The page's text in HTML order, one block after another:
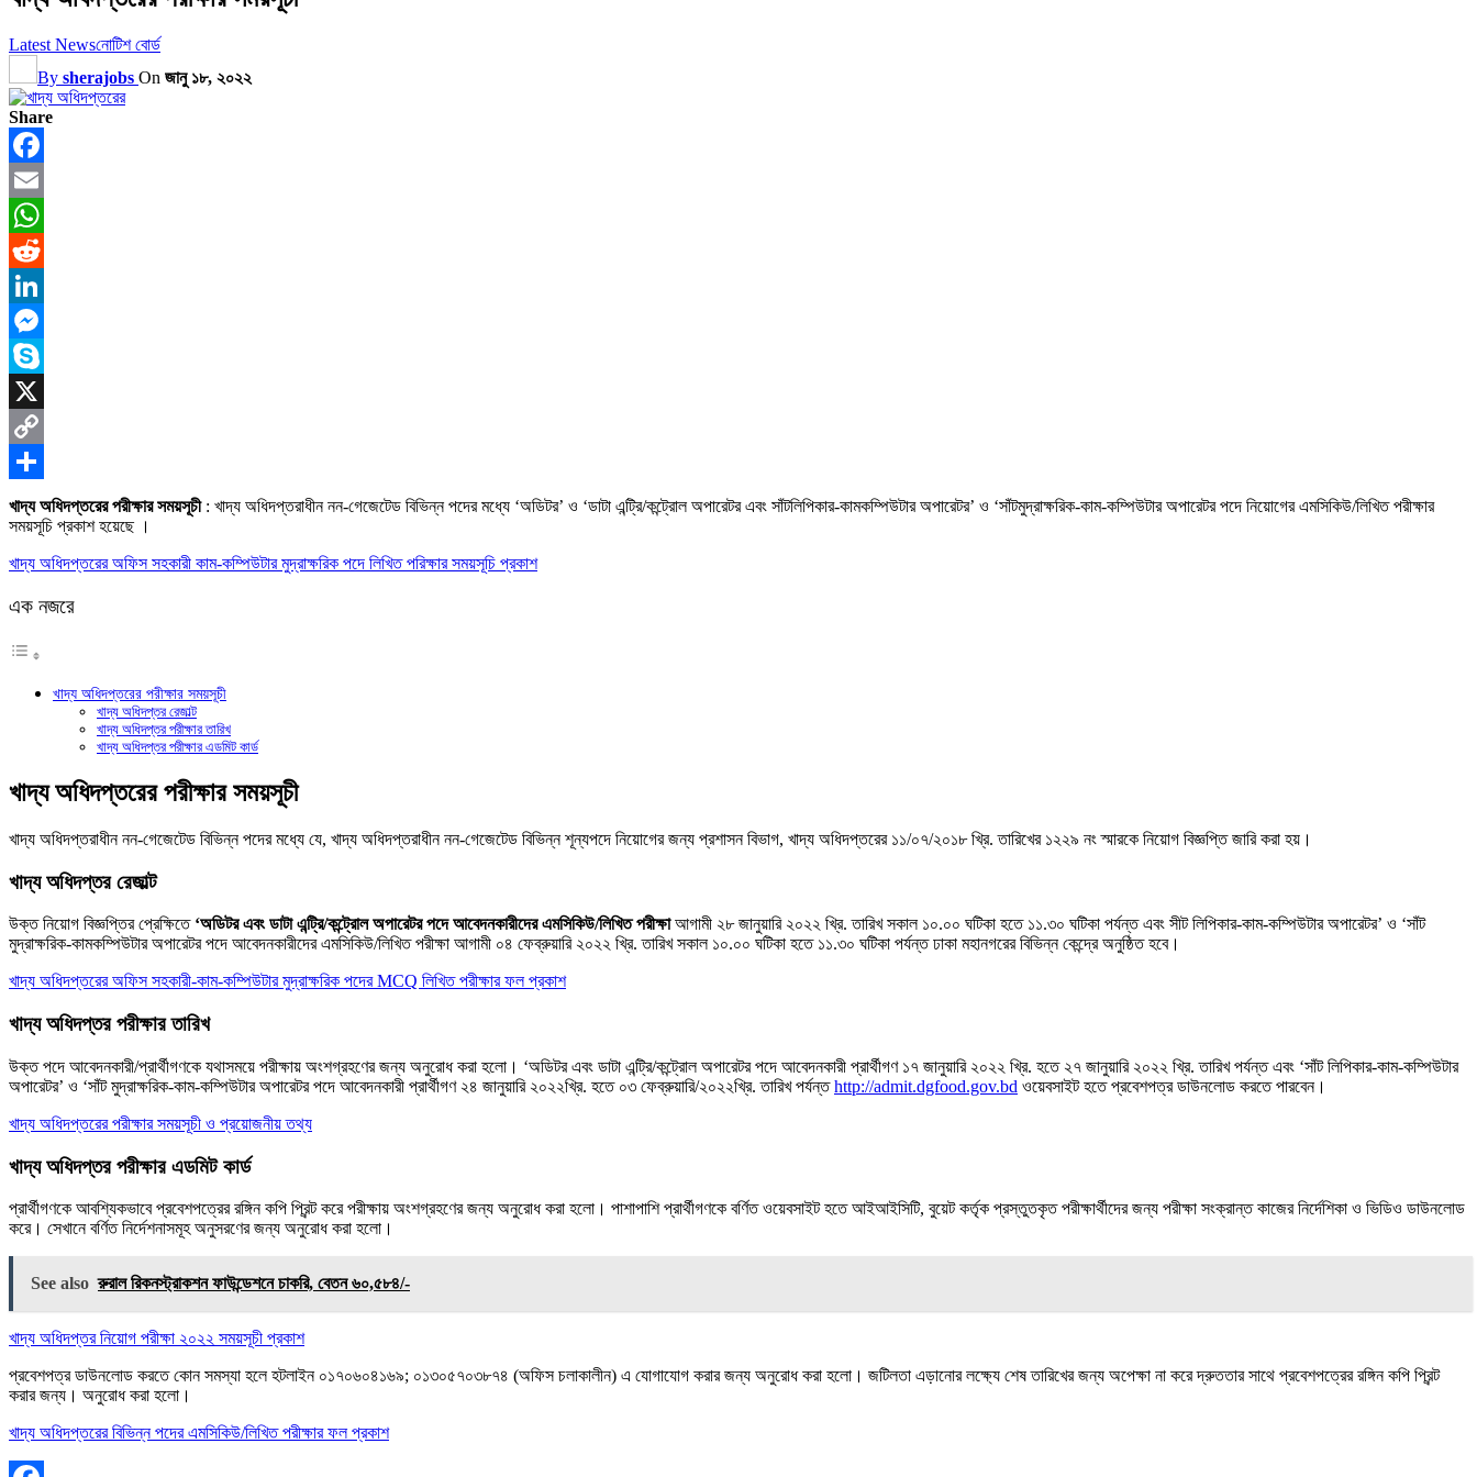
Latest Newsনোটিশ বোর্ড
By sherajobs On জানু ১৮, ২০২২
Share
Facebook
Email
WhatsApp
Reddit
LinkedIn
Messenger
Skype
X
Copy
Link
Share
খাদ্য অধিদপ্তরের পরীক্ষার সময়সূচী: খাদ্য অধিদপ্তরাধীন নন-গেজেটেড বিভিন্ন পদের মধ্যে ‘অডিটর’ ও ‘ডাটা এন্ট্রি/কন্ট্রোল অপারেটর এবং সাঁটলিপিকার-কামকম্পিউটার অপারেটর’ ও ‘সাঁটমুদ্রাক্ষরিক-কাম-কম্পিউটার অপারেটর পদে নিয়ােগের এমসিকিউ/লিখিত পরীক্ষার
সময়সূচি প্রকাশ হয়েছে ।
খাদ্য অধিদপ্তরের অফিস সহকারী কাম-কম্পিউটার মুদ্রাক্ষরিক পদে লিখিত পরিক্ষার সময়সূচি প্রকাশ
এক নজরে
খাদ্য অধিদপ্তরের পরীক্ষার সময়সূচী
খাদ্য অধিদপ্তর রেজাল্ট
খাদ্য অধিদপ্তর পরীক্ষার তারিখ
খাদ্য অধিদপ্তর পরীক্ষার এডমিট কার্ড
খাদ্য অধিদপ্তরের পরীক্ষার সময়সূচী
খাদ্য অধিদপ্তরাধীন নন-গেজেটেড বিভিন্ন পদের মধ্যে যে, খাদ্য অধিদপ্তরাধীন নন-গেজেটেড বিভিন্ন শূন্যপদে নিয়ােগের জন্য প্রশাসন বিভাগ, খাদ্য অধিদপ্তরের ১১/০৭/২০১৮ খ্রি. তারিখের ১২২৯ নং স্মারকে নিয়ােগ বিজ্ঞপ্তি জারি করা হয়।
খাদ্য অধিদপ্তর রেজাল্ট
উক্ত নিয়ােগ বিজ্ঞপ্তির প্রেক্ষিতে ‘অডিটর এবং ডাটা এন্ট্রি/কন্ট্রোল অপারেটর পদে আবেদনকারীদের এমসিকিউ/লিখিত পরীক্ষাআগামী ২৮ জানুয়ারি ২০২২ খ্রি. তারিখ সকাল ১০.০০ ঘটিকা হতে ১১.৩০ ঘটিকা পর্যন্ত এবং সীট লিপিকার-কাম-কম্পিউটার অপারেটর’ ও ‘সাঁট
মুদ্রাক্ষরিক-কামকম্পিউটার অপারেটর পদে আবেদনকারীদের এমসিকিউ/লিখিত পরীক্ষা আগামী ০৪ ফেব্রুয়ারি ২০২২ খ্রি. তারিখ সকাল ১০.০০ ঘটিকা হতে ১১.৩০ ঘটিকা পর্যন্ত ঢাকা মহানগরের বিভিন্ন কেন্দ্রে অনুষ্ঠিত হবে।
খাদ্য অধিদপ্তরের অফিস সহকারী-কাম-কম্পিউটার মুদ্রাক্ষরিক পদের MCQ লিখিত পরীক্ষার ফল প্রকাশ
খাদ্য অধিদপ্তর পরীক্ষার তারিখ
উক্ত পদে আবেদনকারী/প্রার্থীগণকে যথাসময়ে পরীক্ষায় অংশগ্রহণের জন্য অনুরােধ করা হলাে। ‘অডিটর এবং ডাটা এন্ট্রি/কন্ট্রোল অপারেটর পদে আবেদনকারী প্রার্থীগণ ১৭ জানুয়ারি ২০২২ খ্রি. হতে ২৭ জানুয়ারি ২০২২ খ্রি. তারিখ পর্যন্ত এবং ‘সাঁট লিপিকার-কাম-কম্পিউটার
অপারেটর’ ও ‘সাঁট মুদ্রাক্ষরিক-কাম-কম্পিউটার অপারেটর পদে আবেদনকারী প্রার্থীগণ ২৪ জানুয়ারি ২০২২খ্রি. হতে ০৩ ফেব্রুয়ারি/২০২২খ্রি. তারিখ পর্যন্তhttp://admit.dgfood.gov.bd ওয়েবসাইট হতে প্রবেশপত্র ডাউনলােড করতে পারবেন।
খাদ্য অধিদপ্তরের পরীক্ষার সময়সূচী ও প্রয়োজনীয় তথ্য
খাদ্য অধিদপ্তর পরীক্ষার এডমিট কার্ড
প্রার্থীগণকে আবশ্যিকভাবে প্রবেশপত্রের রঙ্গিন কপি প্রিন্ট করে পরীক্ষায় অংশগ্রহণের জন্য অনুরােধ করা হলাে। পাশাপাশি প্রার্থীগণকে বর্ণিত ওয়েবসাইট হতে আইআইসিটি, বুয়েট কর্তৃক প্রস্তুতকৃত পরীক্ষার্থীদের জন্য পরীক্ষা সংক্রান্ত কাজের নির্দেশিকা ও ভিডিও ডাউনলােড
করে। সেখানে বর্ণিত নির্দেশনাসমূহ অনুসরণের জন্য অনুরােধ করা হলাে।
See also রুরাল রিকনস্ট্রাকশন ফাউন্ডেশনে চাকরি, বেতন ৬০,৫৮৪/-
খাদ্য অধিদপ্তর নিয়োগ পরীক্ষা ২০২২ সময়সূচী প্রকাশ
প্রবেশপত্র ডাউনলােড করতে কোন সমস্যা হলে হটলাইন ০১৭০৬০৪১৬৯; ০১৩০৫৭০৩৮৭৪ (অফিস চলাকালীন) এ যােগাযােগ করার জন্য অনুরােধ করা হলাে। জটিলতা এড়ানাের লক্ষ্যে শেষ তারিখের জন্য অপেক্ষা না করে দ্রুততার সাথে প্রবেশপত্রের রঙ্গিন কপি প্রিন্ট
করার জন্য। অনুরােধ করা হলাে।
খাদ্য অধিদপ্তরের বিভিন্ন পদের এমসিকিউ/লিখিত পরীক্ষার ফল প্রকাশ